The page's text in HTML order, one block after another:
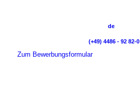
de
(+49) 4486 - 92 82-0
Zum Bewerbungsformular